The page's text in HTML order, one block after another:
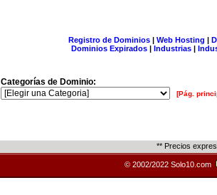
Registro de Dominios| Web Hosting |
Dominios Expirados | Industrias |
Categorías de Dominio:
[Pág.
** Precios
© 2002/2022 Solo10.com